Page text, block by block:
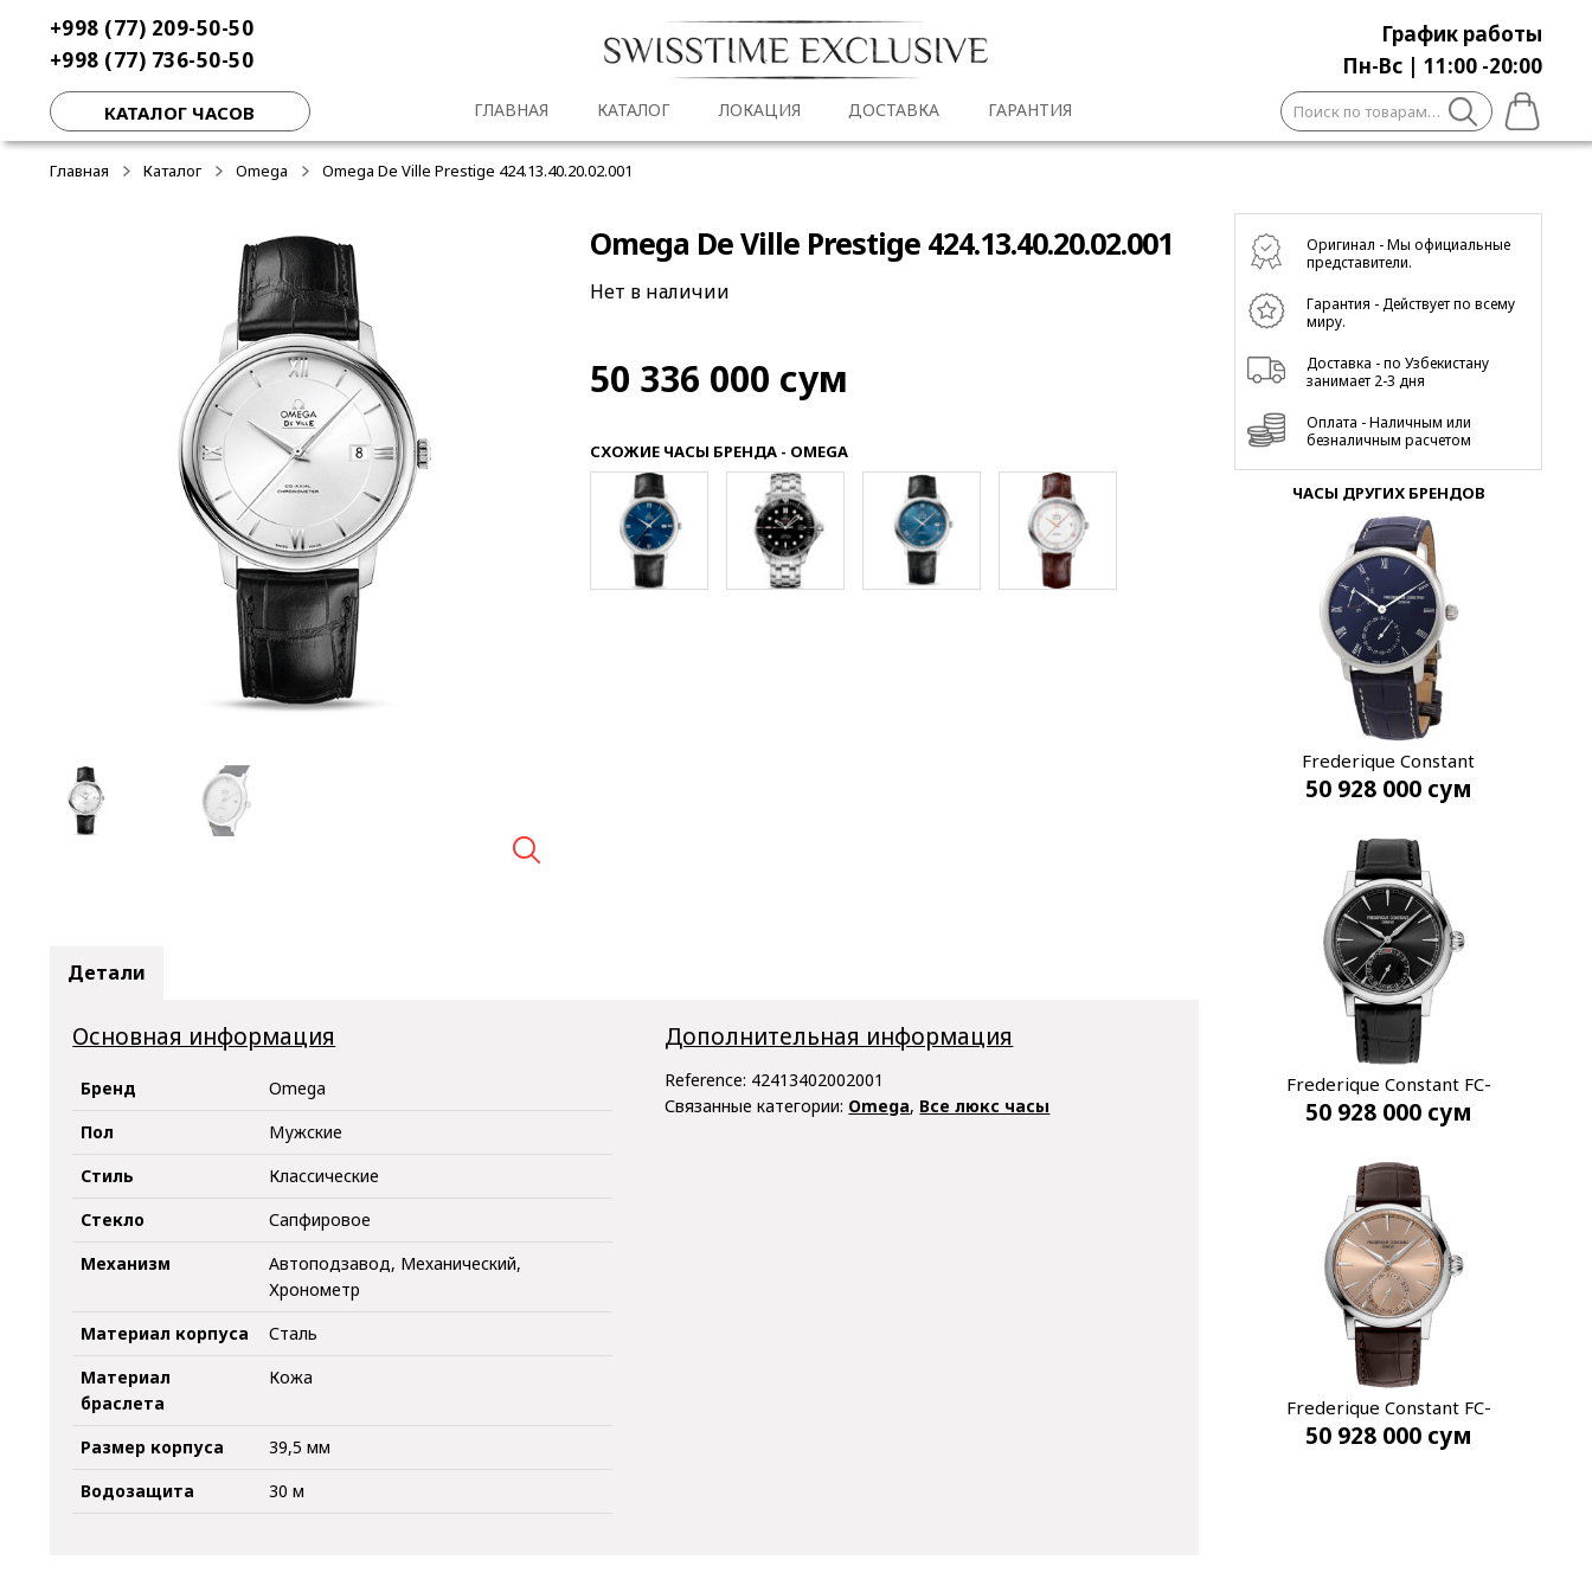
навигации
содержимому
+998 (77) 209-50-50
+998 (77) 736-50-50
График работы
Пн-Вс | 11:00 -20:00
КАТАЛОГ ЧАСОВ ГЛАВНАЯ КАТАЛОГ ЛОКАЦИЯ ДОСТАВКА ГАРАНТИЯ Искать:
Главная Каталог Omega Omega De Ville Prestige 424.13.40.20.02.001
Omega De Ville Prestige 424.13.40.20.02.001
Нет в наличии
50 336 000 сум
СХОЖИЕ ЧАСЫ БРЕНДА - OMEGA
Детали
Основная информация
Бренд
Omega
Пол
Мужские
Стиль
Классические
Стекло
Сапфировое
Механизм
Автоподзавод, Механический,
Хронометр
Материал корпуса
Сталь
Материал
браслета
Кожа
Размер корпуса
39,5 мм
Водозащита
30 м
Дополнительная информация
Reference: 42413402002001
Связанные категории: Omega, Все люкс часы
Оригинал - Мы официальные
представители.
Гарантия - Действует по всему
миру.
Доставка - по Узбекистану
занимает 2-3 дня
Оплата - Наличным или
безналичным расчетом
ЧАСЫ ДРУГИХ БРЕНДОВ
Frederique Constant
Slimline FC-723NR3S6
50 928 000 сум
Frederique Constant FC-
706B3H6
50 928 000 сум
Frederique Constant FC-
706SAL3H6
50 928 000 сум